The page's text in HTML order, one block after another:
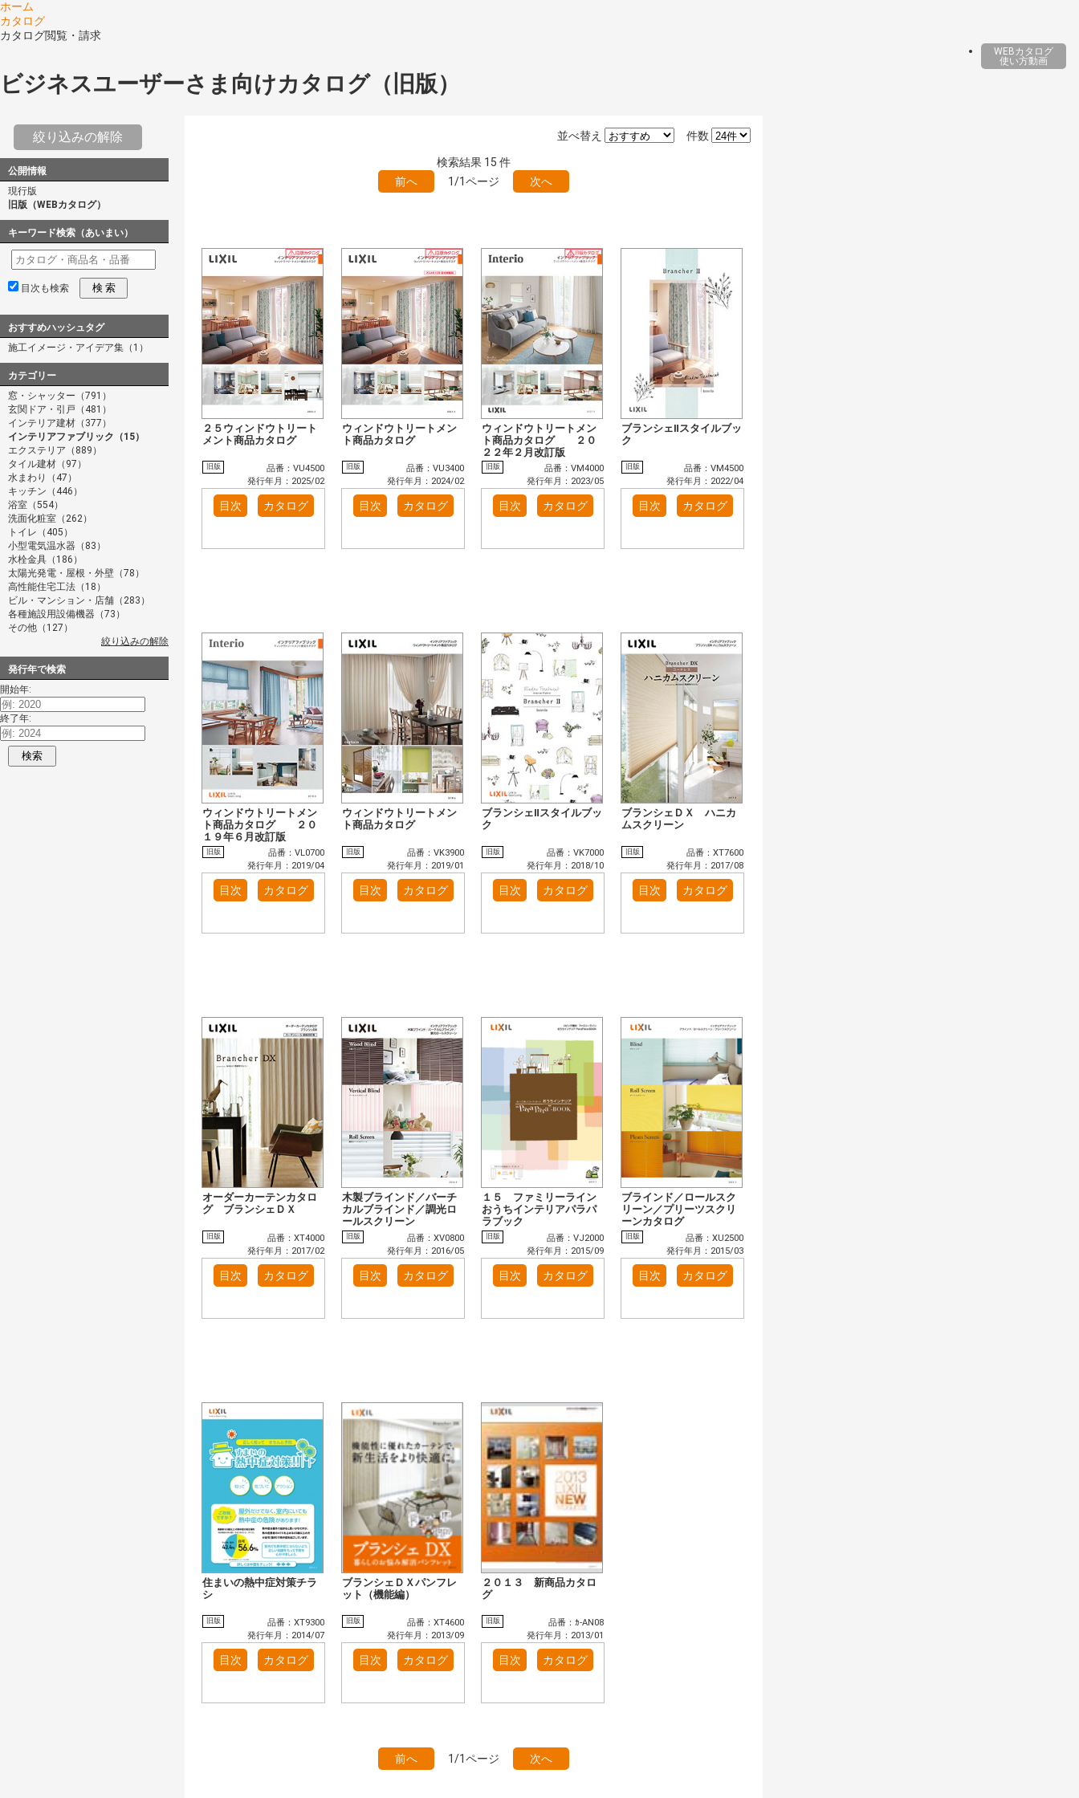
ホーム
カタログ
カタログ閲覧・請求
WEBカタログ
使い方動画
ビジネスユーザーさま向けカタログ（旧版）
絞り込みの解除
公開情報
現行版
旧版（WEBカタログ）
キーワード検索（あいまい）
目次も検索 検 索
おすすめハッシュタグ
施工イメージ・アイデア集（1）
カテゴリー
窓・シャッター（791）
玄関ドア・引戸（481）
インテリア建材（377）
インテリアファブリック（15）
エクステリア（889）
タイル建材（97）
水まわり（47）
キッチン（446）
浴室（554）
洗面化粧室（262）
トイレ（405）
小型電気温水器（83）
水栓金具（186）
太陽光発電・屋根・外壁（78）
高性能住宅工法（18）
ビル・マンション・店舗（283）
各種施設用設備機器（73）
その他（127）
絞り込みの解除
発行年で検索
開始年:
終了年:
検索
件数
並べ替え
検索結果 15 件
前へ
1/1ページ 次へ
２５ウィンドウトリート
メント商品カタログ
旧版
品番：VU4500
発行年月：2025/02
目次 カタログ
ウィンドウトリートメン
ト商品カタログ
旧版
品番：VU3400
発行年月：2024/02
目次 カタログ
ウィンドウトリートメン
ト商品カタログ ２０
２２年２月改訂版
旧版
品番：VM4000
発行年月：2023/05
目次 カタログ
ブランシェⅡスタイルブッ
ク
旧版
品番：VM4500
発行年月：2022/04
目次 カタログ
ウィンドウトリートメン
ト商品カタログ ２０
１９年６月改訂版
旧版
品番：VL0700
発行年月：2019/04
目次 カタログ
ウィンドウトリートメン
ト商品カタログ
旧版
品番：VK3900
発行年月：2019/01
目次 カタログ
ブランシェⅡスタイルブッ
ク
旧版
品番：VK7000
発行年月：2018/10
目次 カタログ
ブランシェＤＸ ハニカ
ムスクリーン
旧版
品番：XT7600
発行年月：2017/08
目次 カタログ
オーダーカーテンカタロ
グ ブランシェＤＸ
旧版
品番：XT4000
発行年月：2017/02
目次 カタログ
木製ブラインド／バーチ
カルブラインド／調光ロ
ールスクリーン
旧版
品番：XV0800
発行年月：2016/05
目次 カタログ
１５ ファミリーライン
おうちインテリアパラパ
ラブック
旧版
品番：VJ2000
発行年月：2015/09
目次 カタログ
ブラインド／ロールスク
リーン／プリーツスクリ
ーンカタログ
旧版
品番：XU2500
発行年月：2015/03
目次 カタログ
住まいの熱中症対策チラ
シ
旧版
品番：XT9300
発行年月：2014/07
目次 カタログ
ブランシェＤＸパンフレ
ット（機能編）
旧版
品番：XT4600
発行年月：2013/09
目次 カタログ
２０１３ 新商品カタロ
グ
旧版
品番：ｶ-AN08
発行年月：2013/01
目次 カタログ
前へ 1/1ページ 次へ